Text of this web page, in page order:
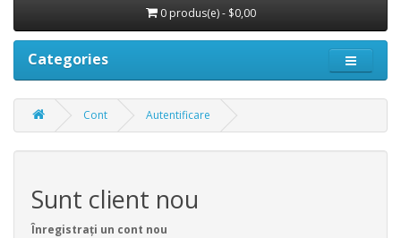
0 produs(e) - $0,00
Categories
Cont Autentificare
Sunt client nou
Înregistrați un cont nou